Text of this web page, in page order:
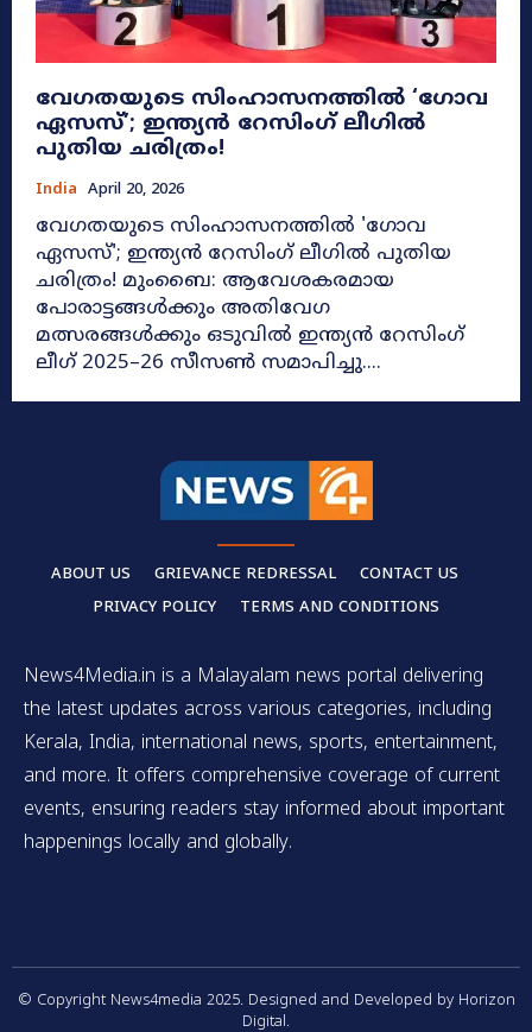
വേഗതയുടെ സിംഹാസനത്തിൽ ‘ഗോവ
ഏസസ്’; ഇന്ത്യൻ റേസിംഗ് ലീഗിൽ
പുതിയ ചരിത്രം!
India April 20, 2026
വേഗതയുടെ സിംഹാസനത്തിൽ 'ഗോവ
ഏസസ്'; ഇന്ത്യൻ റേസിംഗ് ലീഗിൽ പുതിയ
ചരിത്രം! മുംബൈ: ആവേശകരമായ
പോരാട്ടങ്ങൾക്കും അതിവേഗ
മത്സരങ്ങൾക്കും ഒടുവിൽ ഇന്ത്യൻ റേസിംഗ്
ലീഗ് 2025–26 സീസൺ സമാപിച്ചു....
ABOUT US GRIEVANCE REDRESSAL
CONTACT US
PRIVACY POLICY
TERMS AND CONDITIONS
News4Media.in is a Malayalam news portal delivering
the latest updates across various categories, including
Kerala, India, international news, sports, entertainment,
and more. It offers comprehensive coverage of current
events, ensuring readers stay informed about important
happenings locally and globally.
© Copyright News4media 2025. Designed and Developed by Horizon
Digital.